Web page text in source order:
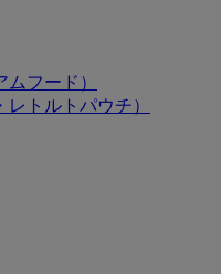
フード）
トルトパウチ）